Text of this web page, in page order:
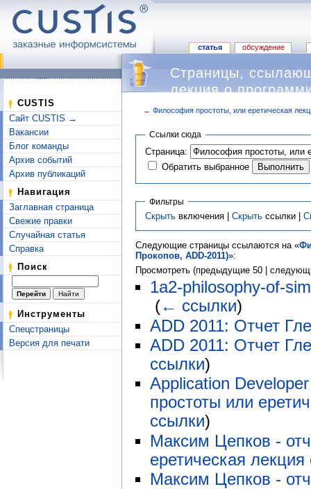
статья обсуждение
CUSTIS
Сайт CUSTIS →
Вакансии
Блог команды
Архив событий
Архив публикаций
Навигация
Заглавная страница
Свежие правки
Случайная статья
Справка
Поиск
Инструменты
Спецстраницы
Версия для печати
Страницы,
лекция о
← Философия простоты, или еретическая
Ссылки сюда
Страница:
Обратить выбранное
Фильтры
Скрыть включения | Скрыть ссылки |
Следующие страницы ссылаются на «
Прокопов, ADD-2011)»:
Просмотреть (предыдущие 50 |
1a2-philosophy-of-
(← ссылки)
ADD 2011: Отчет
ADD 2011: Отчет
ссылки)
Application
простоты или
ссылки)
Максим Цепков -
еретическая
Максим Цепков -